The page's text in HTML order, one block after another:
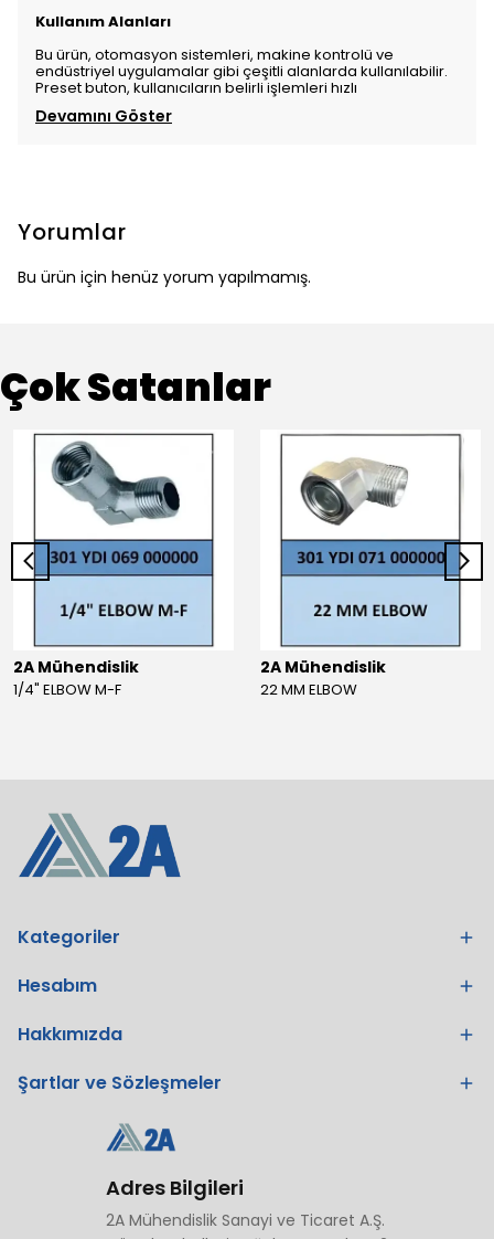
Kullanım Alanları
Bu ürün, otomasyon sistemleri, makine kontrolü ve
endüstriyel uygulamalar gibi çeşitli alanlarda kullanılabilir.
Preset buton, kullanıcıların belirli işlemleri hızlı
Devamını Göster
Yorumlar
Bu ürün için henüz yorum yapılmamış.
Çok Satanlar
2A Mühendislik
1/4" ELBOW M-F
2A Mühendislik
22 MM ELBOW
Kategoriler
Hesabım
Hakkımızda
Şartlar ve Sözleşmeler
Adres Bilgileri
2A Mühendislik Sanayi ve Ticaret A.Ş.